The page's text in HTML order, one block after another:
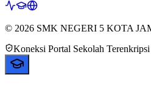
© 2026 SMK NEGERI 5 KOTA
Koneksi Portal Sekolah